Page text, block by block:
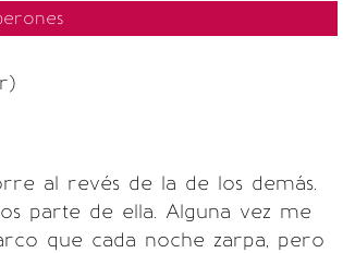
al revés de la de los demás.
parte de ella. Alguna vez me
que cada noche zarpa, pero